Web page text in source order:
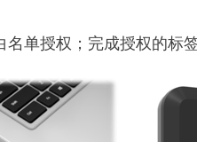
单授权；完成授权的